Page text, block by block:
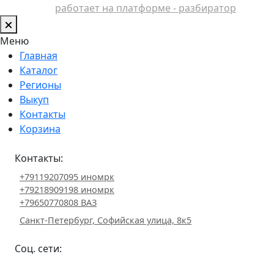
работает на платформе - разбиратор
Меню
Главная
Каталог
Регионы
Выкуп
Контакты
Корзина
Контакты:
+79119207095 иномрк
+79218909198 иномрк
+79650770808 ВАЗ
Санкт-Петербург, Софийская улица, 8к5
Соц. сети: